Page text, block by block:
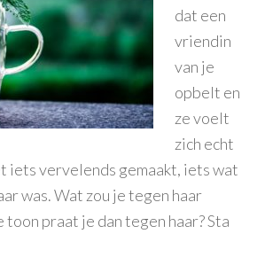
dat een
vriendin
van je
opbelt en
ze voelt
zich echt
iets vervelends gemaakt, iets wat
was. Wat zou je tegen haar
toon praat je dan tegen haar? Sta